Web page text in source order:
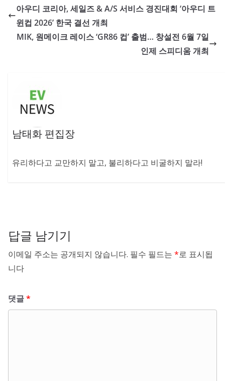
아우디 코리아, 세일즈 & A/S 서비스 경진대회 ‘아우디 트
윈컵 2026’ 한국 결선 개최
MIK, 원메이크 레이스 ‘GR86 컵’ 출범… 창설전 6월 7일
인제 스피디움 개최
남태화 편집장
유리하다고 교만하지 말고, 불리하다고 비굴하지 말라!
답글 남기기
이메일 주소는 공개되지 않습니다. 필수 필드는 *로 표시됩
니다
댓글*